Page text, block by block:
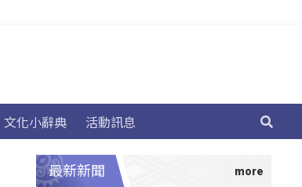
文化小辭典 活動訊息
最新新聞